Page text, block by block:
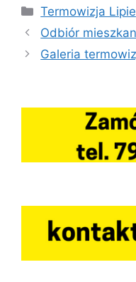
Kategorie
Termowizja Lipie
Odbiór
Galeria